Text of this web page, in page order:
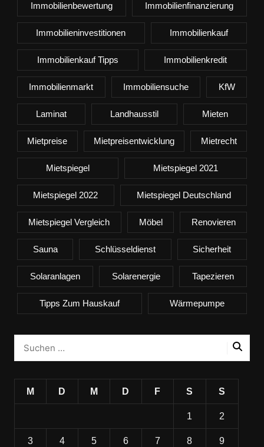
Immobilienbewertung Immobilienfinanzierung
Immobilieninvestitionen Immobilienkauf
Immobilienkauf Tipps Immobilienkredit
Immobilienmarkt Immobiliensuche KfW
Laminat Landhausstil Mieten
Mietpreise Mietpreisentwicklung Mietrecht
Mietspiegel Mietspiegel 2021
Mietspiegel 2022 Mietspiegel Deutschland
Mietspiegel Vergleich Möbel Renovieren
Sauna Schlüsseldienst Sicherheit
Solaranlagen Solarenergie Tapezieren
Tipps Zum Hauskauf Wärmepumpe
M D M D F S S
1 2
3 4 5 6 7 8 9